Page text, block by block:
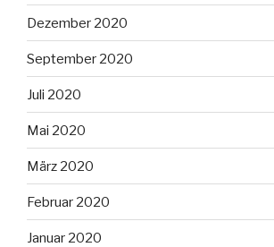
Dezember 2020
September 2020
Juli 2020
Mai 2020
März 2020
Februar 2020
Januar 2020